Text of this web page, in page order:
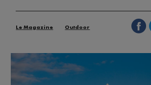
Le Magazine Outdoor